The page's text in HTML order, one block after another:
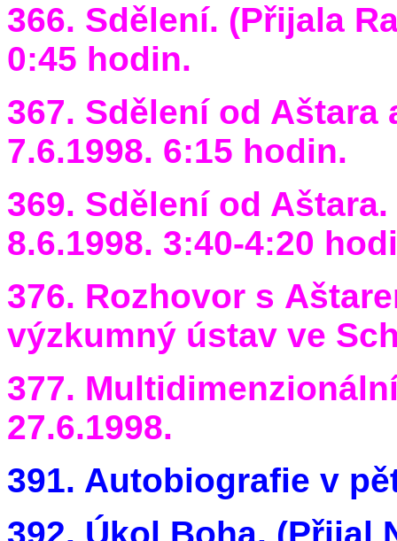
366. Sdělení. (Přijala
0:45 hodin.
367. Sdělení od Aštara
7.6.1998. 6:15 hodin.
369. Sdělení od
8.6.1998. 3:40-4:20
376. Rozhovor s
výzkumný ústav ve
377.
27.6.1998.
391. Autobiografie v